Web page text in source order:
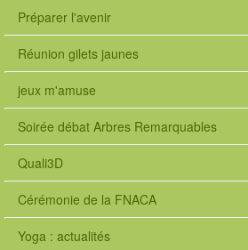
Préparer l'avenir
Réunion gilets jaunes
jeux m'amuse
Soirée débat Arbres Remarquables
Quali3D
Cérémonie de la FNACA
Yoga : actualités